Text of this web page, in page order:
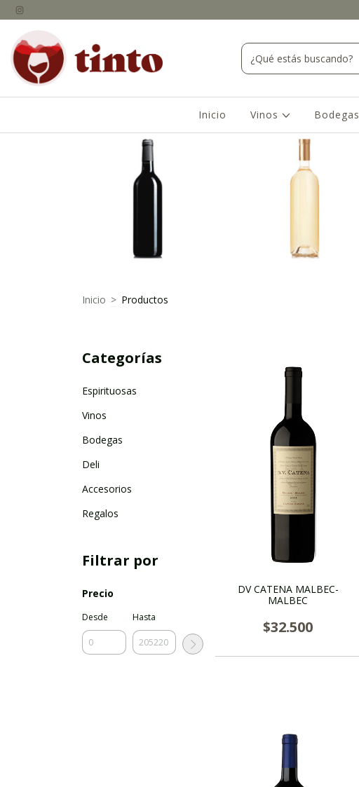
Inicio Vinos Bodegas
Inicio > Productos
Categorías
Espirituosas
Vinos
Bodegas
Deli
Accesorios
Regalos
Filtrar por
Precio
Desde Hasta
DV CATENA MALBEC-
MALBEC
$32.500